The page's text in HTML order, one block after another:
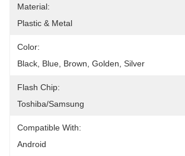
Material:
Plastic & Metal
Color:
Black, Blue, Brown, Golden, Silver
Flash Chip:
Toshiba/Samsung
Compatible With:
Android